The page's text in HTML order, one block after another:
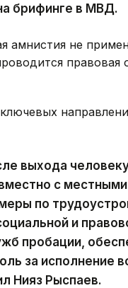
брифинге в МВД.
амнистия не
правовая
выхода
с
по
и
пробации,
за исполнение
Нияз Рыспаев.